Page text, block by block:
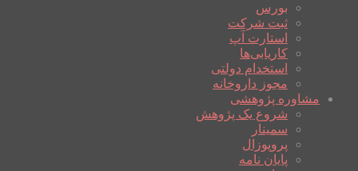
بورس
ثبت شرکت
استارت آپ
کاریابی‌ها
استخدام دولتی
مجوز داروخانه
مشاوره پژوهشی
شروع یک پژوهش
سمینار
پروپوزال
پایان نامه